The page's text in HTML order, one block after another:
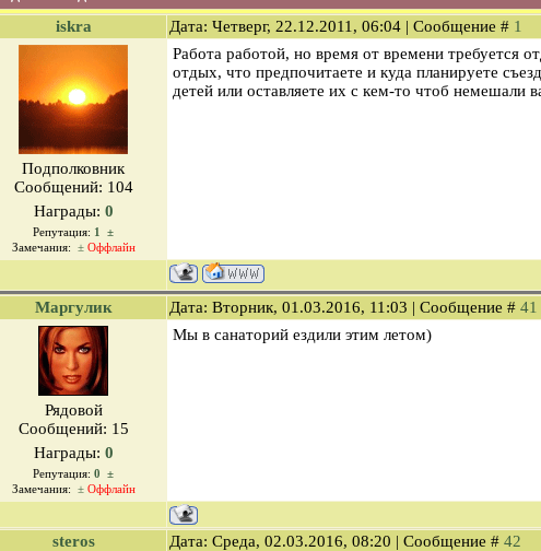
iskra Дата: Четверг, 22.12.2011, 06:04 | Сообщение # 1
Подполковник
Сообщений: 104
Награды: 0
Репутация: 1
±
Замечания:
± Оффлайн
Работа работой, но время от времени требуется
отдых, что предпочитаете и куда планируете
детей или оставляете их с кем-то чтоб немешали
Маргулик Дата: Вторник, 01.03.2016, 11:03 | Сообщение # 41
Рядовой
Сообщений: 15
Награды: 0
Репутация: 0
±
Замечания:
± Оффлайн
Мы в санаторий ездили этим летом)
steros Дата: Среда, 02.03.2016, 08:20 | Сообщение # 42